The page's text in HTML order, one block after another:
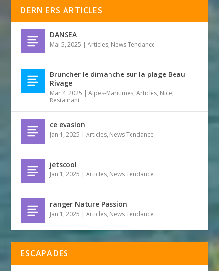
DERNIERS ARTICLES
DANSEA
Mai 5, 2025 |Articles, News Tendance
Bruncher le dimanche sur la plage Beau
Rivage
Mar 4, 2025 |Alpes-Maritimes,Articles, Nice,
Restaurant
ce evasion
Jan 1, 2025 |Articles, News Tendance
jetscool
Jan 1, 2025 |Articles, News Tendance
ranger Nature Passion
Jan 1, 2025 |Articles, News Tendance
ESCAPADES